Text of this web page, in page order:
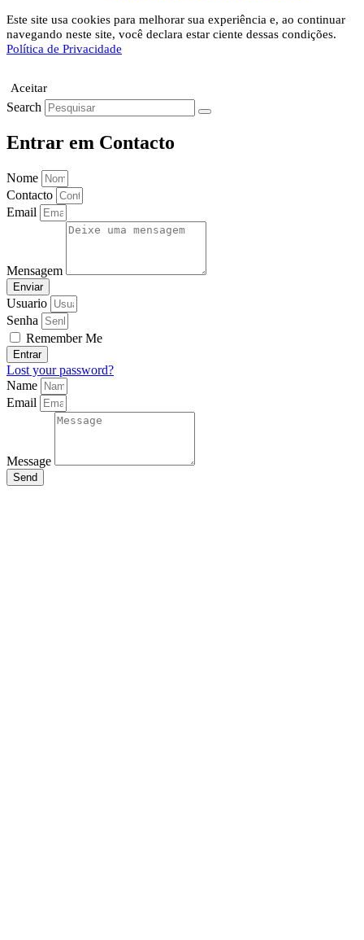
Este site usa cookies para melhorar sua experiência e, ao continuar
navegando neste site, você declara estar ciente dessas condições.
Política de Privacidade
Aceitar
Search
Entrar em Contacto
Nome
Contacto
Email
Mensagem
Enviar
Usuario
Senha
Remember Me
Entrar
Lost your password?
Name
Email
Message
Send